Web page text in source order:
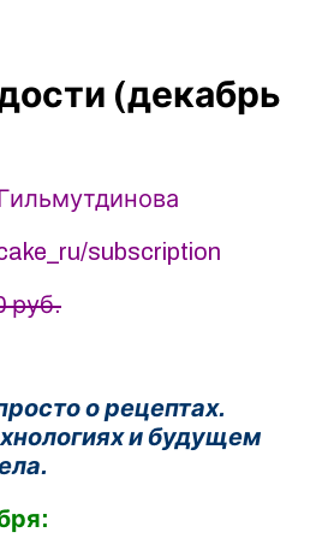
(декабрь
subscription
руб.
о рецептах.
и будущем